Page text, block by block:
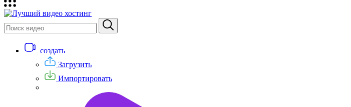
создать
Загрузить
Импортировать